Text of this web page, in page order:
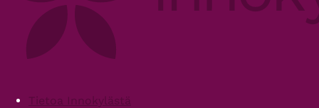
FooterTietoa Innokylästä